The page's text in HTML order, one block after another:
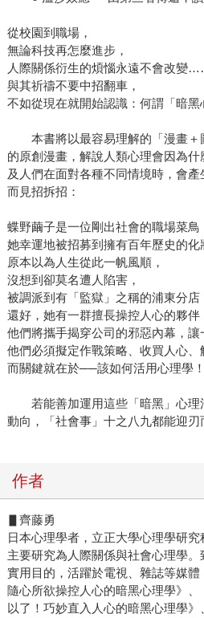
從校園到職場，
無論科技再怎麼進步，
人際關係衍生的煩惱永遠不會改變
與其祈禱不要中招翻車，
不如從現在就開始認識：何謂「暗黑
本書將以最容易理解的「漫畫＋
的原創漫畫，解說人類心理會因為
及人們在面對各種不同情境時，會
而見招拆招：
蝶野繭子是一位剛出社會的職場菜鳥
她幸運地被招募到擁有百年歷史的化
原本以為人生從此一帆風順，
沒想到卻莫名遭人陷害，
被調派到有「監獄」之稱的浦東分
還好，她有一群擅長操控人心的夥伴
他們將攜手揭穿公司的邪惡內幕，讓
他們必須擬定作戰策略、收買人心、
而關鍵就在於──該如何活用心理學！
若能善加運用這些「暗黑」心理
動向，「社會事」十之八九都能迎刃
作者
▋齊藤勇
日本心理學者，立正大學心理學研究
主要研究為人際關係與社會心理學
實用目的，活躍於電視、雜誌等媒
隨心所欲操控人心的暗黑心理學》
以了！巧妙直入人心的暗黑心理學